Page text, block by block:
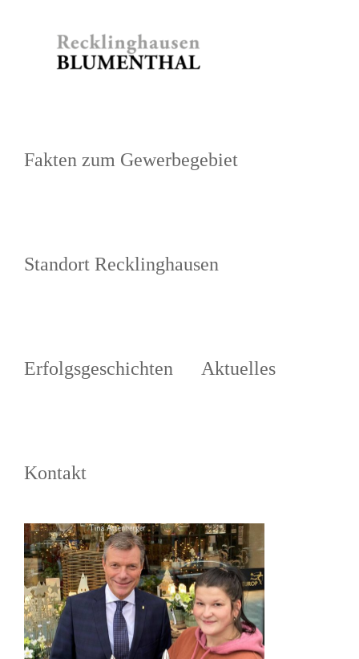
Fakten zum Gewerbegebiet
Standort Recklinghausen
Erfolgsgeschichten Aktuelles
Kontakt